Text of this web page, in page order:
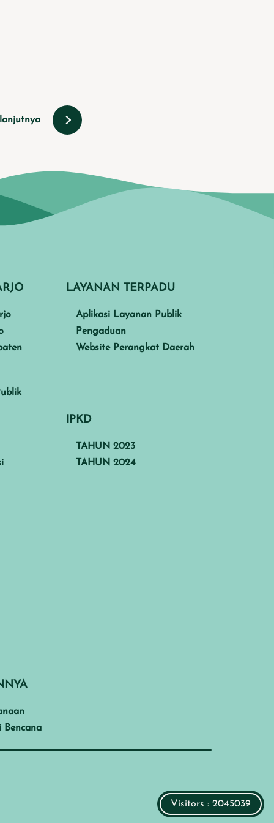
LAYANAN TERPADU
Aplikasi Layanan Publik
Pengaduan
Website Perangkat Daerah
IPKD
TAHUN 2023
TAHUN 2024
Visitors : 2045039